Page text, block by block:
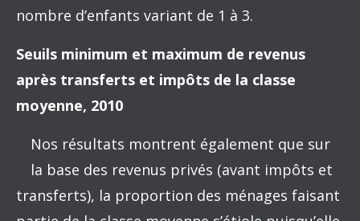
nombre d’enfants variant de 1 à 3.
Seuils minimum et maximum de revenus
après transferts et impôts de la classe
moyenne, 2010
Nos résultats montrent également que sur
la base des revenus privés (avant impôts et
transferts), la proportion des ménages faisant